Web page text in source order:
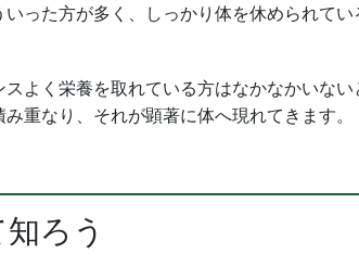
った方が多く、しっかり体を休められてい
よく栄養を取れている方はなかなかいない
重なり、それが顕著に体へ現れてきます。
ろう